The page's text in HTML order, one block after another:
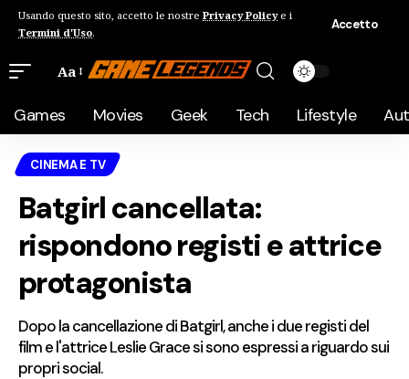
Usando questo sito, accetto le nostre Privacy Policye i
Termini d'Uso.
Accetto
Aa
Games Movies Geek Tech Lifestyle
CINEMA E TV
Batgirl cancellata:
rispondono registi e attrice
protagonista
Dopo la cancellazione di Batgirl, anche i due registi del
film e l'attrice Leslie Grace si sono espressi a riguardo sui
propri social.